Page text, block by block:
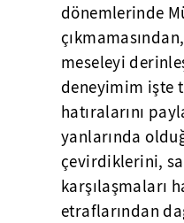
dönemlerinde
meseleyi
deneyimim işte
hatıralarını
yanlarında
çevirdiklerini,
karşılaşmaları
etraflarından